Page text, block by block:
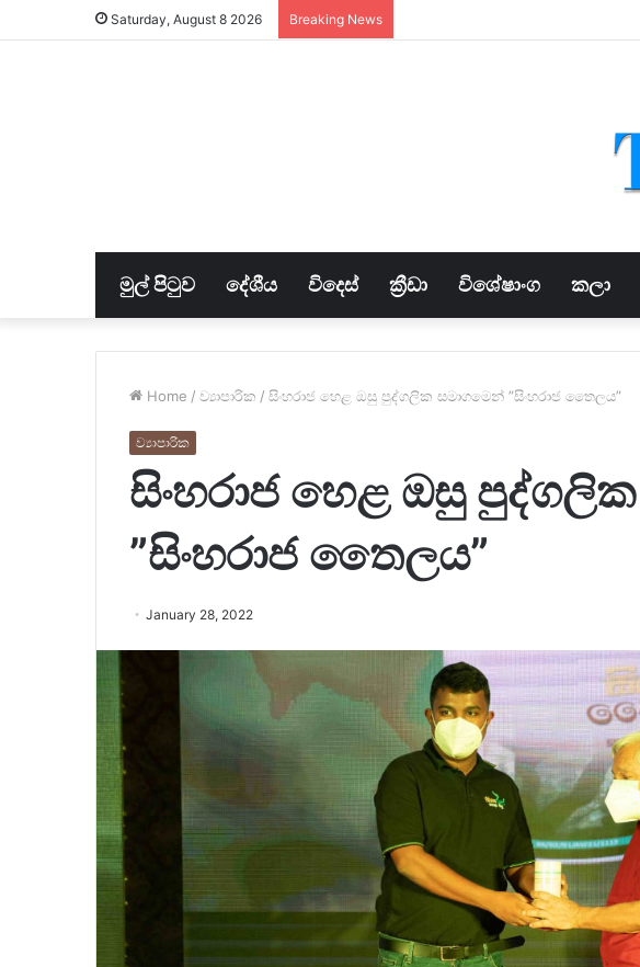
Saturday, August 8 2026 Breaking News
මුල් පිටුව දේශීය විදෙස් ක්‍රීඩා විශේෂාංග කලා
Home / ව්‍යාපාරික / සිංහරාජ හෙළ ඔසු පුද්ගලික සමාගමෙන් ”සිංහරාජ තෛලය”
ව්‍යාපාරික
සිංහරාජ හෙළ ඔසු
”සිංහරාජ තෛලය”
January 28, 2022